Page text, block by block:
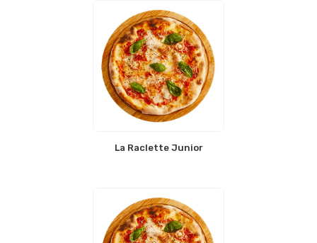
La Raclette Junior